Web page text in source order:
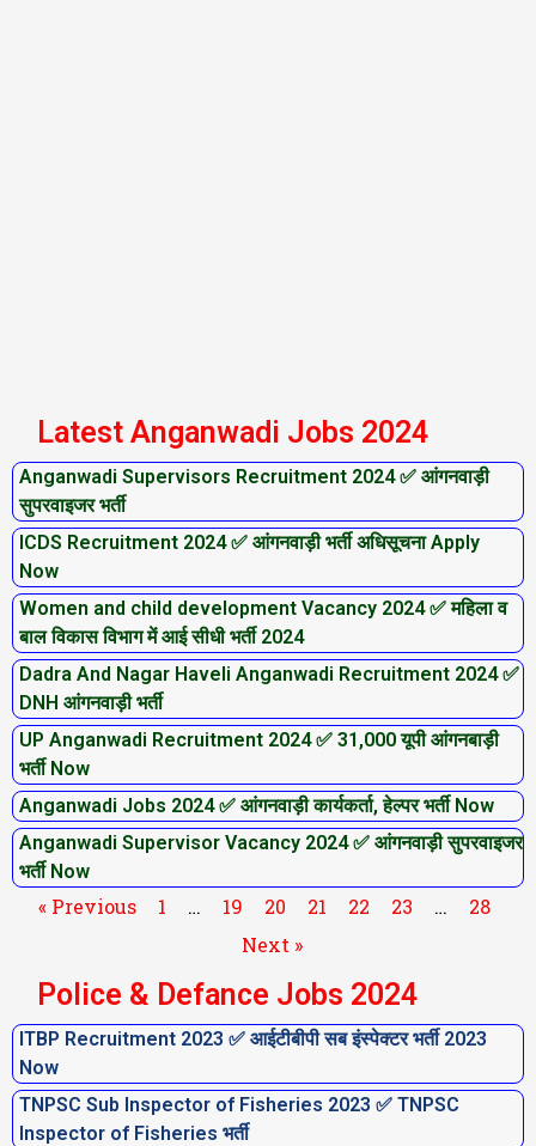
Latest Anganwadi Jobs 2024
Anganwadi Supervisors Recruitment 2024 ✅ आंगनवाड़ी
सुपरवाइजर भर्ती
ICDS Recruitment 2024 ✅ आंगनवाड़ी भर्ती अधिसूचना Apply
Now
Women and child development Vacancy 2024 ✅ महिला व
बाल विकास विभाग में आई सीधी भर्ती 2024
Dadra And Nagar Haveli Anganwadi Recruitment 2024 ✅
DNH आंगनवाड़ी भर्ती
UP Anganwadi Recruitment 2024 ✅ 31,000 यूपी आंगनबाड़ी
भर्ती Now
Anganwadi Jobs 2024 ✅ आंगनवाड़ी कार्यकर्ता, हेल्पर भर्ती Now
Anganwadi Supervisor Vacancy 2024 ✅ आंगनवाड़ी सुपरवाइजर
भर्ती Now
« Previous
P
a
e
1 …
P
a
e
19
P
a
e
20
P
a
e
21
P
a
e
22
P
a
e
23 …
P
a
e
28
Next »
Police & Defance Jobs 2024
ITBP Recruitment 2023 ✅ आईटीबीपी सब इंस्पेक्टर भर्ती 2023
Now
TNPSC Sub Inspector of Fisheries 2023 ✅ TNPSC
Inspector of Fisheries भर्ती
P
a
g
P
a
g
P
a
P
a
P
a
P
a
P
a